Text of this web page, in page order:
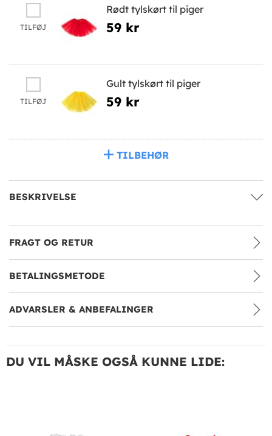
TILFØJ
Rødt tylskørt til piger
59 kr
TILFØJ
Gult tylskørt til piger
59 kr
TILBEHØR
BESKRIVELSE
FRAGT OG RETUR
BETALINGSMETODE
ADVARSLER & ANBEFALINGER
DU VIL MÅSKE OGSÅ KUNNE LIDE: